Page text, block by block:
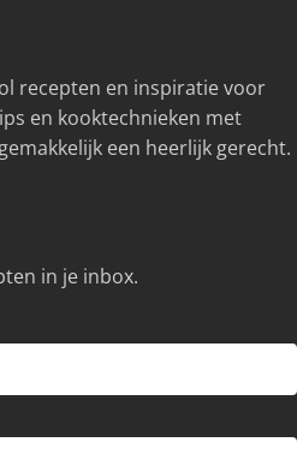
recepten en inspiratie voor
en kooktechnieken met
een heerlijk gerecht.
in je inbox.